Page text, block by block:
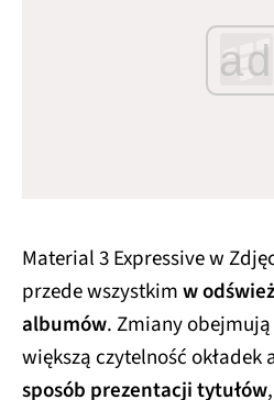
ad
Material 3 Expressive w
przede wszystkimw
albumów . Zmiany
większą czytelność
sposób prezentacji tytułów